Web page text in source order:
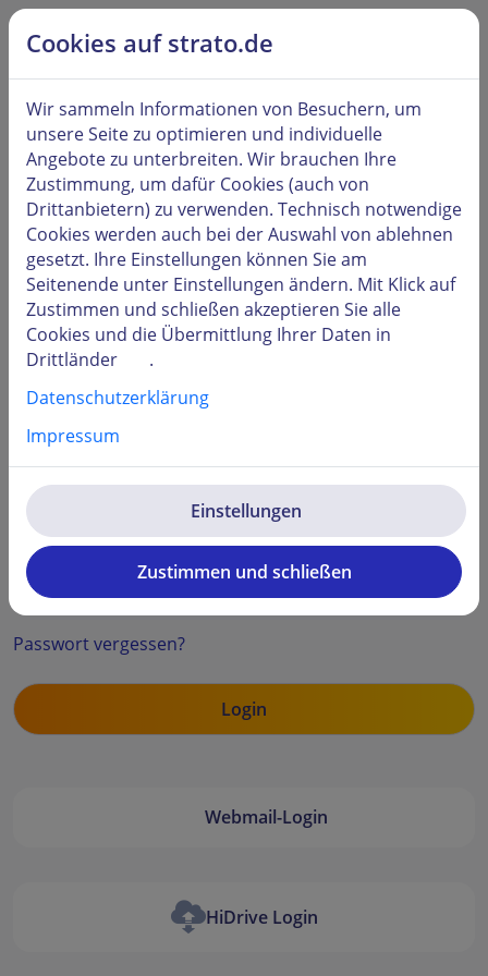
springen
Kunden
LOGIN
Benutzername oder Kundennummer
Passwort
Security code
Passwort vergessen?
Webmail-Login
HiDrive Login
Cookies auf strato.de
Wir sammeln Informationen von Besuchern, um
unsere Seite zu optimieren und individuelle
Angebote zu unterbreiten. Wir brauchen Ihre
Zustimmung, um dafür Cookies (auch von
Drittanbietern) zu verwenden. Technisch notwendige
Cookies werden auch bei der Auswahl von ablehnen
gesetzt. Ihre Einstellungen können Sie am
Seitenende unter Einstellungen ändern. Mit Klick auf
Zustimmen und schließen akzeptieren Sie alle
Cookies und die Übermittlung Ihrer Daten in
Drittländer
.
Datenschutzerklärung
Impressum
Einstellungen
Zustimmen und schließen